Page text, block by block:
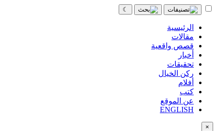
☾
الرئيسية
مقالات
قصص واقعية
أخبار
تحقيقات
ركن الخيال
أفلام
كتب
عن الموقع
ENGLISH
×